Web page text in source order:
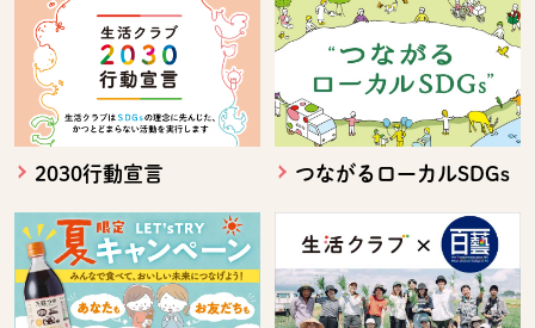
2030行動宣言 つながるローカルSDGs